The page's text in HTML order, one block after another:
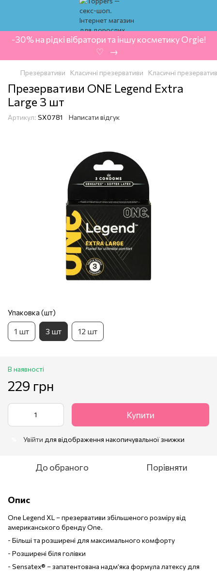
-30% на рідкі вібратори та іншу косметику Orgie!
‍ ♡ ‍ → ‍
Презервативи Класичні презервативи Класичні
Презервативи ONE Legend Extra
Large 3 шт
Артикул: SX0781 Написати відгук
Упаковка (шт)
1 шт 3 шт 12 шт
В наявності
229 грн
Купити
Увійти для відображення накопичувальної знижки
До обраного Порівняти
Опис
One Legend XL – презервативи збільшеного розміру від
американського бренду One.
- Більші та розширені для максимального комфорту
- Розширені біля голівки
- Sensatex® – запатентована надм’яка формула латексу для